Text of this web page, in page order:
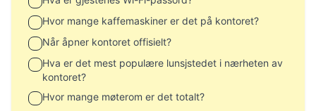
Hvor mange kaffemaskiner er det på kontoret?
Når åpner kontoret offisielt?
Hva er det mest populære lunsjstedet i nærheten av
kontoret?
Hvor mange møterom er det totalt?